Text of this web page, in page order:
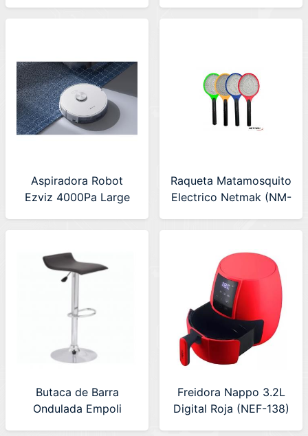
Aspiradora Robot
Ezviz 4000Pa Large
Raqueta Matamosquito
Electrico Netmak (NM-
Butaca de Barra
Ondulada Empoli
Freidora Nappo 3.2L
Digital Roja (NEF-138)